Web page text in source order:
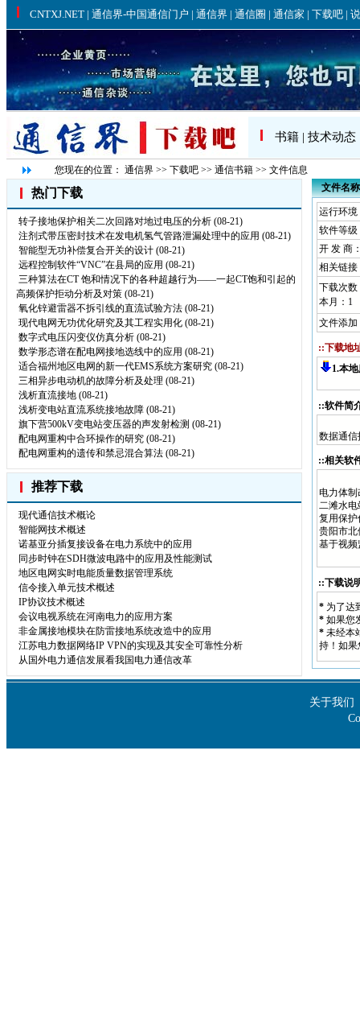
书籍 | 技术动态
您现在的位置： 通信界 >> 下载吧 >> 通信书籍 >> 文件信息
热门下载
转子接地保护相关二次回路对地过电压的分析 (08-21)
注剂式带压密封技术在发电机氢气管路泄漏处理中的应用 (08-21)
智能型无功补偿复合开关的设计 (08-21)
远程控制软件“VNC”在县局的应用 (08-21)
三种算法在CT 饱和情况下的各种超越行为——一起CT饱和引起的
高频保护拒动分析及对策 (08-21)
氧化锌避雷器不拆引线的直流试验方法 (08-21)
现代电网无功优化研究及其工程实用化 (08-21)
数字式电压闪变仪仿真分析 (08-21)
数学形态谱在配电网接地选线中的应用 (08-21)
适合福州地区电网的新一代EMS系统方案研究 (08-21)
三相异步电动机的故障分析及处理 (08-21)
浅析直流接地 (08-21)
浅析变电站直流系统接地故障 (08-21)
旗下营500kV变电站变压器的声发射检测 (08-21)
配电网重构中合环操作的研究 (08-21)
配电网重构的遗传和禁忌混合算法 (08-21)
推荐下载
现代通信技术概论
智能网技术概述
诺基亚分插复接设备在电力系统中的应用
同步时钟在SDH微波电路中的应用及性能测试
地区电网实时电能质量数据管理系统
信令接入单元技术概述
IP协议技术概述
会议电视系统在河南电力的应用方案
非金属接地模块在防雷接地系统改造中的应用
江苏电力数据网络IP VPN的实现及其安全可靠性分析
从国外电力通信发展看我国电力通信改革
文件名
运行环境
软件等
开 发 商
相关链
下载次数
本月： 1
文件添
::下载地
1.本
::软件简
数据通信
::相关软
电力体制
二滩水电
复用保护
贵阳市北
基于视频
::下载说
* 为了达
* 如果您
* 未经本
持！如果